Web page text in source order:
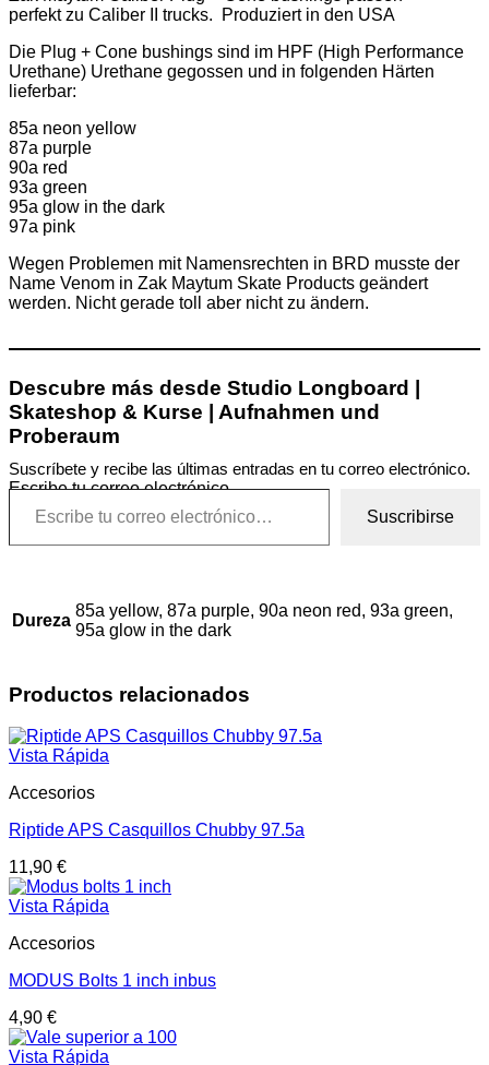
perfekt zu Caliber II trucks. Produziert in den USA
Die Plug + Cone bushings sind im HPF (High Performance
Urethane) Urethane gegossen und in folgenden Härten
lieferbar:
85a neon yellow
87a purple
90a red
93a green
95a glow in the dark
97a pink
Wegen Problemen mit Namensrechten in BRD musste der
Name Venom in Zak Maytum Skate Products geändert
werden. Nicht gerade toll aber nicht zu ändern.
Descubre más desde Studio Longboard |
Skateshop & Kurse | Aufnahmen und
Proberaum
Suscríbete y recibe las últimas entradas en tu correo electrónico.
Escribe tu correo electrónico…
Suscribirse
Dureza
85a yellow, 87a purple, 90a neon red, 93a green,
95a glow in the dark
Productos relacionados
Vista Rápida
Accesorios
Riptide APS Casquillos Chubby 97.5a
11,90 €
Vista Rápida
Accesorios
MODUS Bolts 1 inch inbus
4,90 €
Vista Rápida